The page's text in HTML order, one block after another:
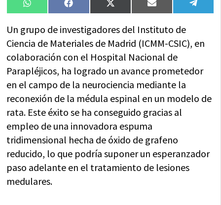
Compartir
en
WhatsAppCompartir
en
FacebookCompartir
en
X
(Twitter)
Compartir
en
Email
en
Un grupo de investigadores del Instituto de
Ciencia de Materiales de Madrid (ICMM-CSIC), en
colaboración con el Hospital Nacional de
Parapléjicos, ha logrado un avance prometedor
en el campo de la neurociencia mediante la
reconexión de la médula espinal en un modelo de
rata. Este éxito se ha conseguido gracias al
empleo de una innovadora espuma
tridimensional hecha de óxido de grafeno
reducido, lo que podría suponer un esperanzador
paso adelante en el tratamiento de lesiones
medulares.